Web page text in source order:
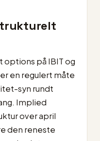
options på IBIT og
en regulert måte
syn rundt
Implied
over april
den reneste